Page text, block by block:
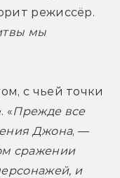
режиссёр.
мы
с чьей точки
«Прежде все
Джона, —
сражении
и